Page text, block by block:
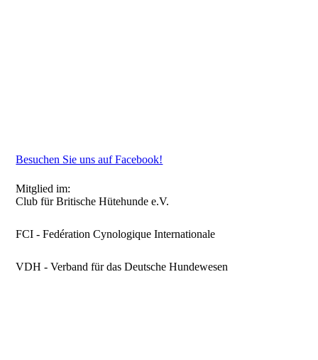
Besuchen Sie uns auf Facebook!
Mitglied im:
Club für Britische Hütehunde e.V.
FCI - Fedération Cynologique Internationale
VDH - Verband für das Deutsche Hundewesen